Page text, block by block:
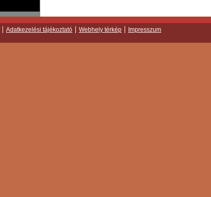
Adatkezelési tájékoztató Webhely térkép Impresszum